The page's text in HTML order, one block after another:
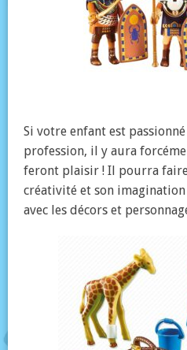
Si votre enfant est
profession, il y aura
feront plaisir ! Il pourra
créativité et son imagination
avec les décors et